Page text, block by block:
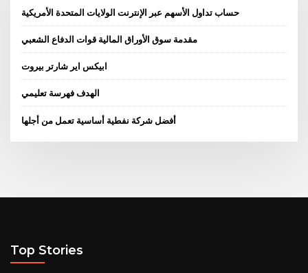
حساب تداول الأسهم عبر الإنترنت الولايات المتحدة الأمريكية
مقدمة سوق الأوراق المالية قوات الدفاع الشعبي
ابيكس اير شارتر بيروت
الهدف فهرسة تعليمي
أفضل شركة نفطية أساسية تعمل من أجلها
Top Stories